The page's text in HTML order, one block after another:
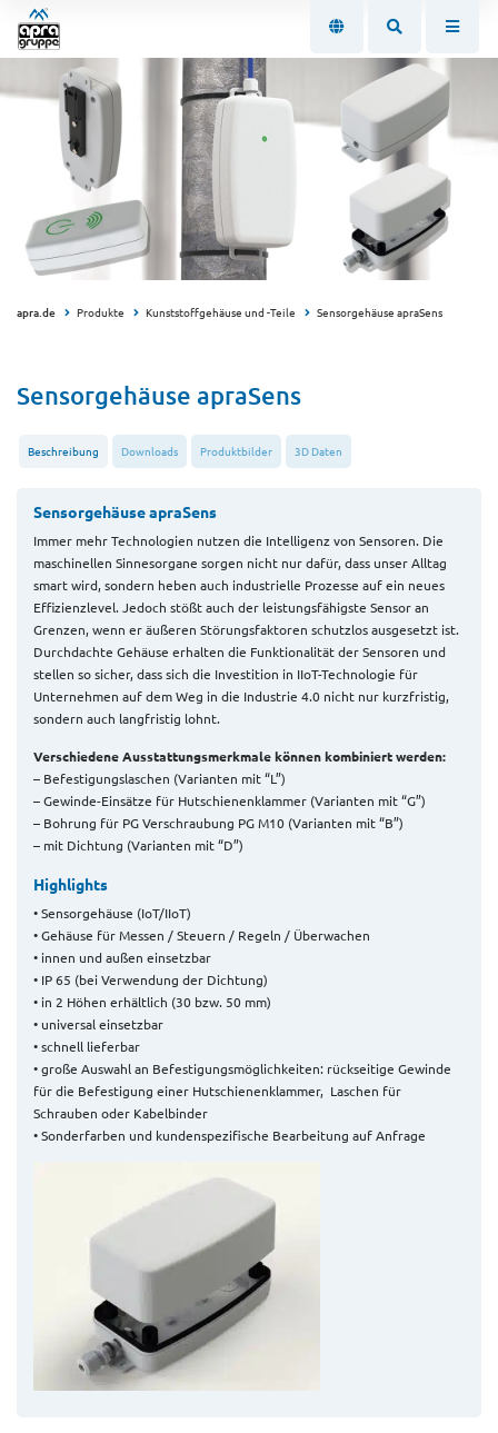
apra.de Produkte Kunststoffgehäuse und -Teile Sensorgehäuse apraSens
Sensorgehäuse apraSens
Beschreibung Downloads Produktbilder 3D Daten
Sensorgehäuse apraSens
Immer mehr Technologien nutzen die Intelligenz von Sensoren. Die
maschinellen Sinnesorgane sorgen nicht nur dafür, dass unser Alltag
smart wird, sondern heben auch industrielle Prozesse auf ein neues
Effizienzlevel. Jedoch stößt auch der leistungsfähigste Sensor an
Grenzen, wenn er äußeren Störungsfaktoren schutzlos ausgesetzt ist.
Durchdachte Gehäuse erhalten die Funktionalität der Sensoren und
stellen so sicher, dass sich die Investition in IIoT-Technologie für
Unternehmen auf dem Weg in die Industrie 4.0 nicht nur kurzfristig,
sondern auch langfristig lohnt.
Verschiedene Ausstattungsmerkmale können kombiniert werden:
– Befestigungslaschen (Varianten mit “L”)
– Gewinde-Einsätze für Hutschienenklammer (Varianten mit “G”)
– Bohrung für PG Verschraubung PG M10 (Varianten mit “B”)
– mit Dichtung (Varianten mit “D”)
Highlights
• Sensorgehäuse (IoT/IIoT)
• Gehäuse für Messen / Steuern / Regeln / Überwachen
• innen und außen einsetzbar
• IP 65 (bei Verwendung der Dichtung)
• in 2 Höhen erhältlich (30 bzw. 50 mm)
• universal einsetzbar
• schnell lieferbar
• große Auswahl an Befestigungsmöglichkeiten: rückseitige Gewinde
für die Befestigung einer Hutschienenklammer, Laschen für
Schrauben oder Kabelbinder
• Sonderfarben und kundenspezifische Bearbeitung auf Anfrage